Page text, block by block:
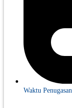
Waktu Penugasan